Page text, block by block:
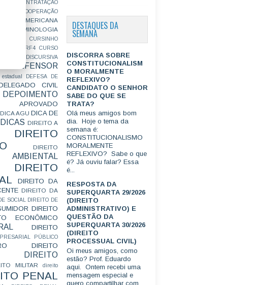
CONTRATAÇÃO
COOPERAÇÃO
CRIMINOLOGIA
CURSINHO
- TRF4
CURSO
PROVA DISCURSIVA
DEFENSOR
DEFESA DE
CIVIL
DEPOIMENTO
DICA AGU DICA DE
DICAS DIREITO A
DIREITO
DIREITO
AMBIENTAL
DIREITO
DIREITO DA
DIREITO DA
SOCIAL
DIREITO DE
DIREITO
ECONÔMICO
DIREITO
PÚBLICO
DIREITO
DIREITO
MILITAR direito
PENAL
DESTAQUES DA
SEMANA
DISCORRA SOBRE
CONSTITUCIONALISM
O MORALMENTE
REFLEXIVO?
CANDIDATO O SENHOR
SABE DO QUE SE
TRATA?
Olá meus amigos bom
dia. Hoje o tema da
semana é:
CONSTITUCIONALISMO
MORALMENTE
REFLEXIVO? Sabe o que
é? Já ouviu falar? Essa
é...
RESPOSTA DA
SUPERQUARTA 29/2026
(DIREITO
ADMINISTRATIVO) E
QUESTÃO DA
SUPERQUARTA 30/2026
(DIREITO
PROCESSUAL CIVIL)
Oi meus amigos, como
estão? Prof. Eduardo
aqui. Ontem recebi uma
mensagem especial e
quero compartilhar com